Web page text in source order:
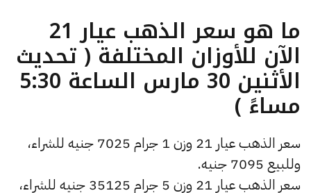
ما هو سعر الذهب عيار 21
الآن للأوزان المختلفة ( تحديث
الأثنين 30 مارس الساعة 5:30
مساءً )
سعر الذهب عيار 21 وزن 1 جرام 7025 جنيه للشراء،
وللبيع 7095 جنيه.
سعر الذهب عيار 21 وزن 5 جرام 35125 جنيه للشراء،